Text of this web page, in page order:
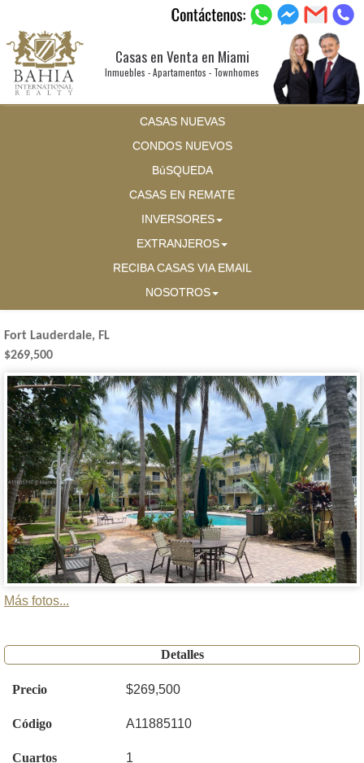
Casas en Venta en Miami
Inmuebles - Apartamentos - Townhomes
CASAS NUEVAS
CONDOS NUEVOS
BúSQUEDA
CASAS EN REMATE
INVERSORES
EXTRANJEROS
RECIBA CASAS VIA EMAIL
NOSOTROS
Fort Lauderdale, FL
$269,500
Más fotos...
Detalles
Precio $269,500
Código A11885110
Cuartos 1